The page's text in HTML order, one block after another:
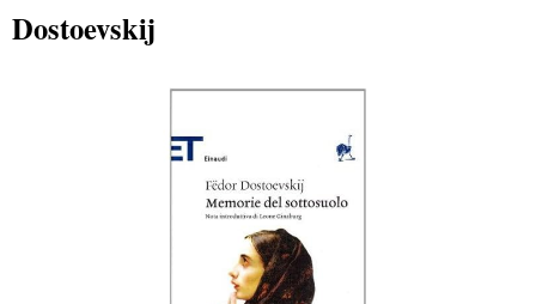
Dostoevskij